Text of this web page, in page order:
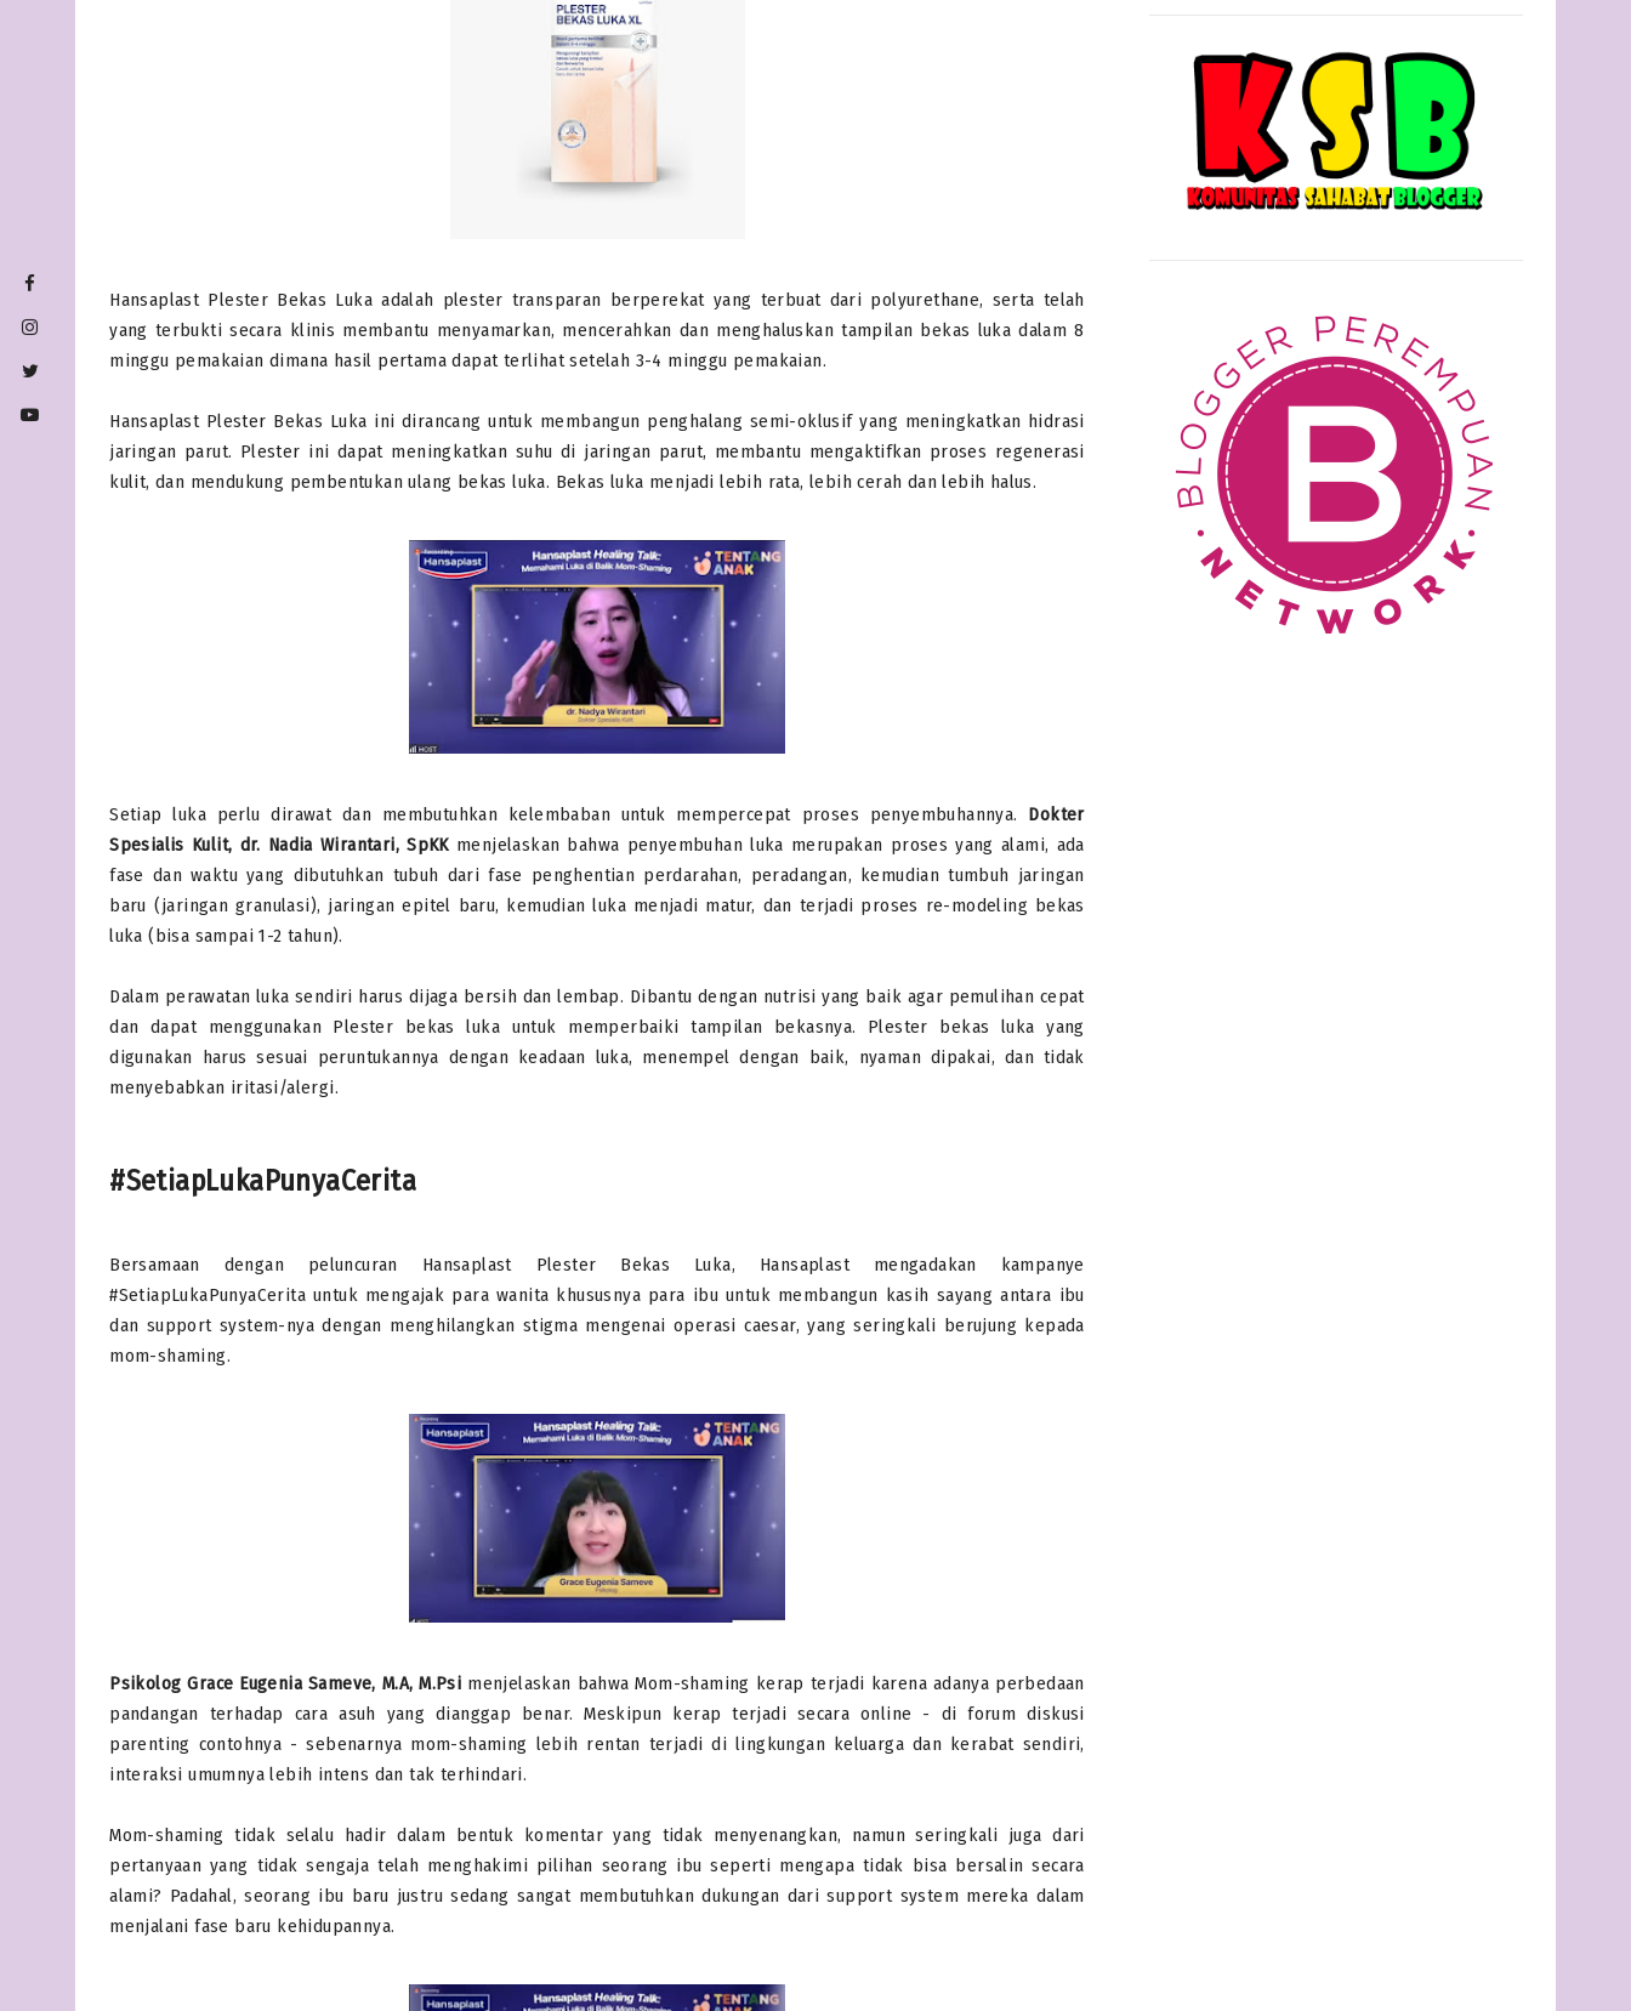
Hansaplast Plester Bekas Luka adalah plester transparan berperekat yang terbuat dari polyurethane, serta telah
yang terbukti secara klinis membantu menyamarkan, mencerahkan dan menghaluskan tampilan bekas luka dalam 8
minggu pemakaian dimana hasil pertama dapat terlihat setelah 3-4 minggu pemakaian.
Hansaplast Plester Bekas Luka ini dirancang untuk membangun penghalang semi-oklusif yang meningkatkan hidrasi
jaringan parut. Plester ini dapat meningkatkan suhu di jaringan parut, membantu mengaktifkan proses regenerasi
kulit, dan mendukung pembentukan ulang bekas luka. Bekas luka menjadi lebih rata, lebih cerah dan lebih halus.
Setiap luka perlu dirawat dan membutuhkan kelembaban untuk mempercepat proses penyembuhannya. Dokter
Spesialis Kulit, dr. Nadia Wirantari, SpKKmenjelaskan bahwa penyembuhan luka merupakan proses yang alami, ada
fase dan waktu yang dibutuhkan tubuh dari fase penghentian perdarahan, peradangan, kemudian tumbuh jaringan
baru (jaringan granulasi), jaringan epitel baru, kemudian luka menjadi matur, dan terjadi proses re-modeling bekas
luka (bisa sampai 1-2 tahun).
Dalam perawatan luka sendiri harus dijaga bersih dan lembap. Dibantu dengan nutrisi yang baik agar pemulihan cepat
dan dapat menggunakan Plester bekas luka untuk memperbaiki tampilan bekasnya. Plester bekas luka yang
digunakan harus sesuai peruntukannya dengan keadaan luka, menempel dengan baik, nyaman dipakai, dan tidak
menyebabkan iritasi/alergi.
#SetiapLukaPunyaCerita
Bersamaan dengan peluncuran Hansaplast Plester Bekas Luka, Hansaplast mengadakan kampanye
#SetiapLukaPunyaCerita untuk mengajak para wanita khususnya para ibu untuk membangun kasih sayang antara ibu
dan support system-nya dengan menghilangkan stigma mengenai operasi caesar, yang seringkali berujung kepada
mom-shaming.
Psikolog Grace Eugenia Sameve, M.A, M.Psi menjelaskan bahwa Mom-shaming kerap terjadi karena adanya perbedaan
pandangan terhadap cara asuh yang dianggap benar. Meskipun kerap terjadi secara online - di forum diskusi
parenting contohnya - sebenarnya mom-shaming lebih rentan terjadi di lingkungan keluarga dan kerabat sendiri,
interaksi umumnya lebih intens dan tak terhindari.
Mom-shaming tidak selalu hadir dalam bentuk komentar yang tidak menyenangkan, namun seringkali juga dari
pertanyaan yang tidak sengaja telah menghakimi pilihan seorang ibu seperti mengapa tidak bisa bersalin secara
alami? Padahal, seorang ibu baru justru sedang sangat membutuhkan dukungan dari support system mereka dalam
menjalani fase baru kehidupannya.